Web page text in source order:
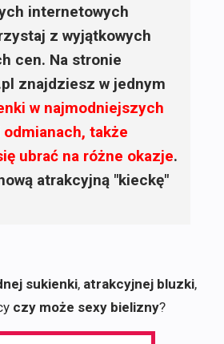
internetowych
z wyjątkowych
cen. Na stronie
znajdziesz w jednym
w najmodniejszych
także
ubrać na różne okazje.
atrakcyjną "kieckę"
sukienki, atrakcyjnej bluzki,
czy może sexy bielizny?